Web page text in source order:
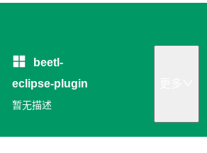
beetl-
eclipse-plugin
暂无描述